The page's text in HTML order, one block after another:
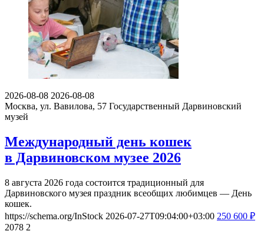
2026-08-08 2026-08-08
Москва, ул. Вавилова, 57 Государственный Дарвиновский
музей
Международный день кошек
в Дарвиновском музее 2026
8 августа 2026 года состоится традиционный для
Дарвиновского музея праздник всеобщих любимцев — День
кошек.
https://schema.org/InStock 2026-07-27T09:04:00+03:00 250 600 ₽
2078 2